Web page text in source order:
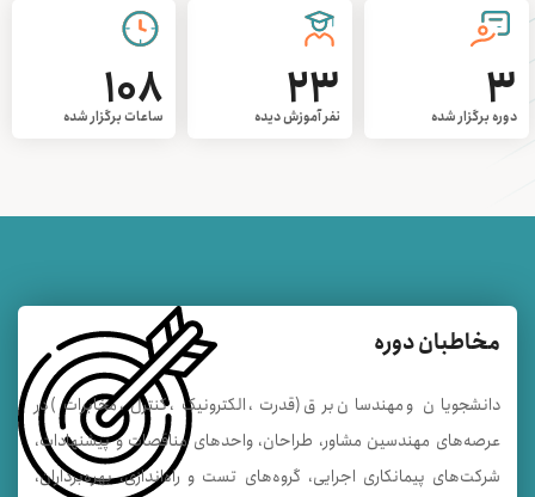
3
دوره برگزار شده 23
نفر آموزش دیده 108
ساعات برگزار شده
مخاطبان دوره
دانشجویان و مهندسان برق (قدرت، الکترونیک، کنترل، مخابرات) در
عرصه‌های مهندسين مشاور، طراحان، واحدهای مناقصات و پيشنهادات،
شركت‌های پيمانكاری اجرايی، گروه‌های تست و راه‌اندازی، بهره‌برداران،